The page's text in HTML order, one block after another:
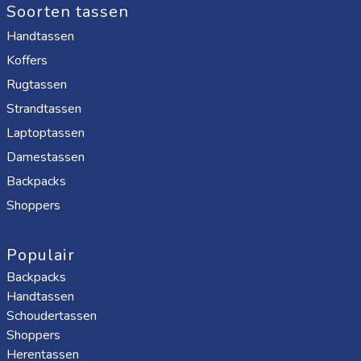
Soorten tassen
Handtassen
Koffers
Rugtassen
Strandtassen
Laptoptassen
Damestassen
Backpacks
Shoppers
Populair
Backpacks
Handtassen
Schoudertassen
Shoppers
Herentassen